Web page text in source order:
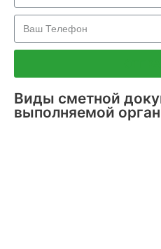
Виды сметной
выполняемой